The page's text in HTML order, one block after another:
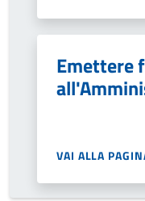
Emettere
VAI ALLA